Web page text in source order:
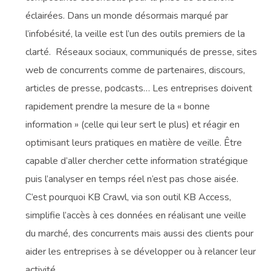
éclairées. Dans un monde désormais marqué par
l’infobésité, la veille est l’un des outils premiers de la
clarté. Réseaux sociaux, communiqués de presse, sites
web de concurrents comme de partenaires, discours,
articles de presse, podcasts… Les entreprises doivent
rapidement prendre la mesure de la « bonne
information » (celle qui leur sert le plus) et réagir en
optimisant leurs pratiques en matière de veille. Être
capable d’aller chercher cette information stratégique
puis l’analyser en temps réel n’est pas chose aisée.
C’est pourquoi KB Crawl, via son outil KB Access,
simplifie l’accès à ces données en réalisant une veille
du marché, des concurrents mais aussi des clients pour
aider les entreprises à se développer ou à relancer leur